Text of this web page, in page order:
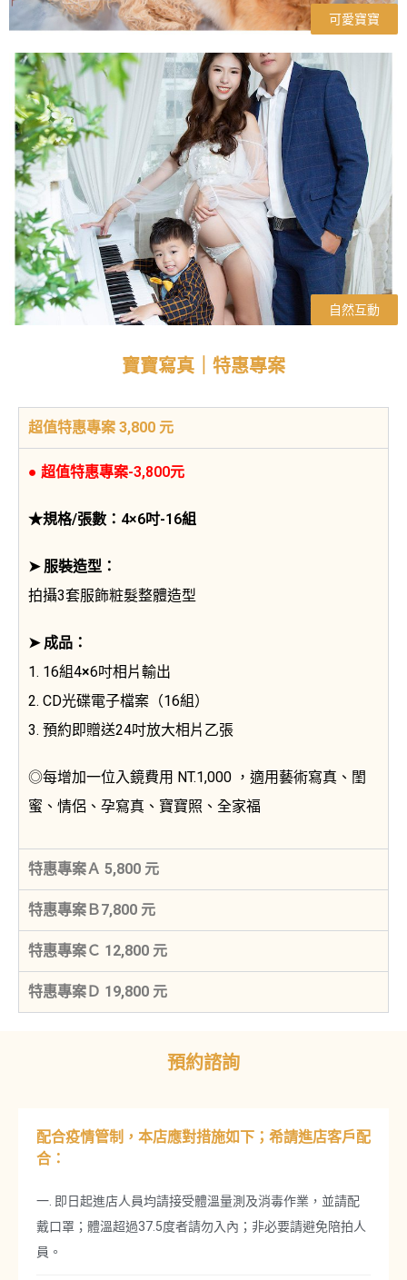
可愛寶寶
自然互動
寶寶寫真｜特惠專案
超值特惠專案 3,800 元
● 超值特惠專案-3,800元
★規格/張數：4×6吋-16組
➤ 服裝造型：
拍攝3套服飾粧髮整體造型
➤ 成品：
1. 16組4×6吋相片輸出
2. CD光碟電子檔案（16組）
3. 預約即贈送24吋放大相片乙張
◎每增加一位入鏡費用 NT.1,000 ，適用藝術寫真、閨
蜜、情侶、孕寫真、寶寶照、全家福
特惠專案Ａ 5,800 元
特惠專案Ｂ7,800 元
特惠專案Ｃ 12,800 元
特惠專案Ｄ 19,800 元
預約諮詢
配合疫情管制，本店應對措施如下；希請進店客戶配
合：
一. 即日起進店人員均請接受體溫量測及消毒作業，並請配
戴口罩；體溫超過37.5度者請勿入內；非必要請避免陪拍人
員。